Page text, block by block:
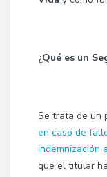
¿Qué es un
Se trata de un
en caso de
indemnización
que el titular